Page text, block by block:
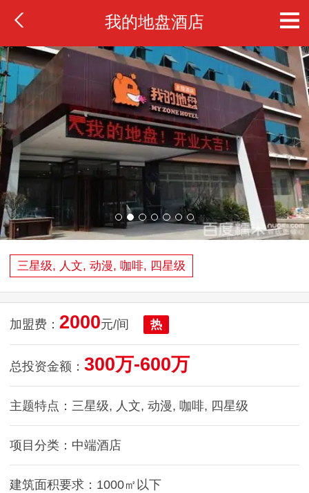
我的地盘酒店
三星级, 人文, 动漫, 咖啡, 四星级
加盟费： 2000元/间 热
总投资金额： 300万-600万
主题特点：三星级, 人文, 动漫, 咖啡, 四星级
项目分类：中端酒店
建筑面积要求：1000㎡以下